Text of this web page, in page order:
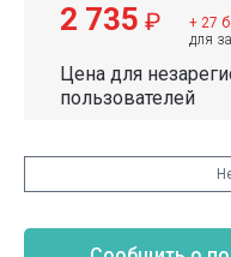
2 735 ₽ + 27
для
Цена для
пользователей